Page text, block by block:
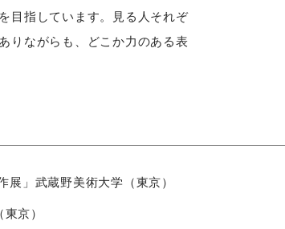
目指しています。見る人それぞ
りながらも、どこか力のある表
展」武蔵野美術大学（東京）
京）